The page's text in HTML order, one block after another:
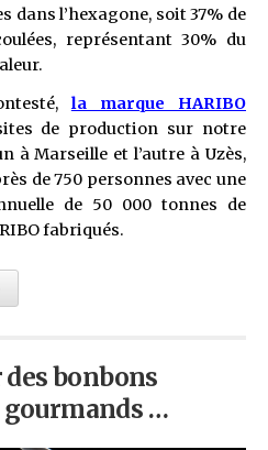
dans l’hexagone, soit 37% de
représentant 30% du
la marque HARIBO
de production sur notre
à Marseille et l’autre à Uzès,
de 750 personnes avec une
de 50 000 tonnes de
fabriqués.
bonbons
gourmands …